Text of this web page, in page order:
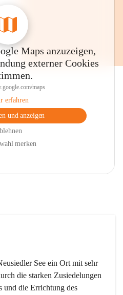
Maps anzuzeigen,
externer Cookies
maps
erfahren
und anzeigen
merken
See ein Ort mit sehr
die starken Zusiedelungen
und die Errichtung des